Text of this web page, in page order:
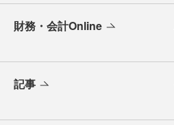
財務・会計Online
記事